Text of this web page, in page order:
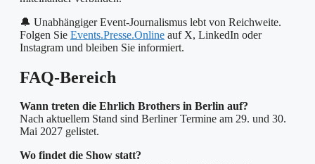
🔔 Unabhängiger Event-Journalismus lebt von Reichweite.
Folgen Sie Events.Presse.Online auf X, LinkedIn oder
Instagram und bleiben Sie informiert.
FAQ-Bereich
Wann treten die Ehrlich Brothers in Berlin auf?
Nach aktuellem Stand sind Berliner Termine am 29. und 30.
Mai 2027 gelistet.
Wo findet die Show statt?